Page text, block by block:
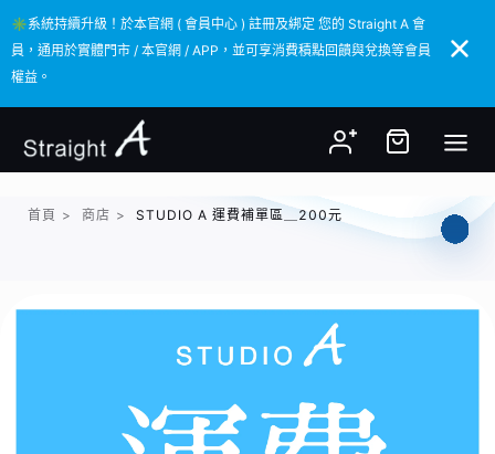
✳️系統持續升級！於本官網 ( 會員中心 ) 註冊及綁定 您的 Straight A 會
員，通用於實體門市 / 本官網 / APP，並可享消費積點回饋與兌換等會員
權益。
✳️系統持續升級！於本官網 ( 會員中心 ) 註冊及綁定 您的 Straight A 會
員，通用於實體門市 / 本官網 / APP，並可享消費積點回饋與兌換等會員
權益。
首頁 > 商店 > STUDIO A 運費補單區＿200元